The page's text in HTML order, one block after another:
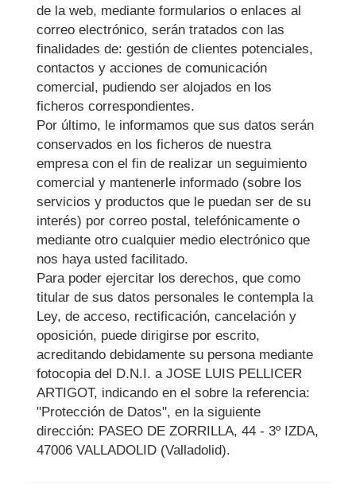
de la web, mediante formularios o enlaces al
correo electrónico, serán tratados con las
finalidades de: gestión de clientes potenciales,
contactos y acciones de comunicación
comercial, pudiendo ser alojados en los
ficheros correspondientes.
Por último, le informamos que sus datos serán
conservados en los ficheros de nuestra
empresa con el fin de realizar un seguimiento
comercial y mantenerle informado (sobre los
servicios y productos que le puedan ser de su
interés) por correo postal, telefónicamente o
mediante otro cualquier medio electrónico que
nos haya usted facilitado.
Para poder ejercitar los derechos, que como
titular de sus datos personales le contempla la
Ley, de acceso, rectificación, cancelación y
oposición, puede dirigirse por escrito,
acreditando debidamente su persona mediante
fotocopia del D.N.I. a JOSE LUIS PELLICER
ARTIGOT, indicando en el sobre la referencia:
"Protección de Datos", en la siguiente
dirección: PASEO DE ZORRILLA, 44 - 3º IZDA,
47006 VALLADOLID (Valladolid).